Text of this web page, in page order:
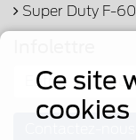
Super Duty F-
Ce site
cookies